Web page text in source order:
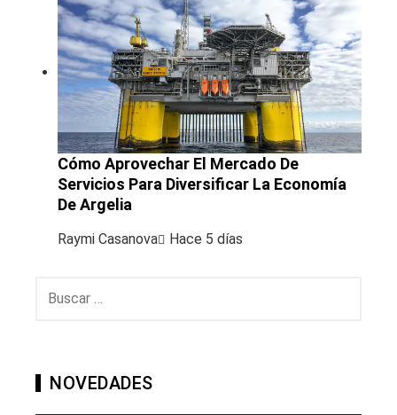
Cómo Aprovechar El Mercado De
Servicios Para Diversificar La Economía
De Argelia
Raymi Casanova Hace 5 días
NOVEDADES